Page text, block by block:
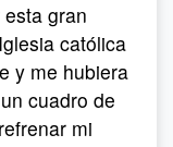
gran
católica
y me hubiera
cuadro de
mi